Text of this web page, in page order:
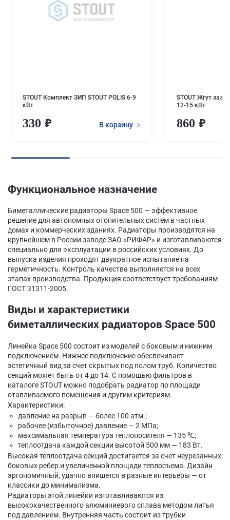
STOUT Комплект ЗИП STOUT POLIS 6-9
кВт
330 В корзину
STOUT Жгут
12-15 кВт
860
Функциональное назначение
Биметаллические радиаторы Space 500 — эффективное
решение для автономных отопительных систем в частных
домах и коммерческих зданиях. Радиаторы производятся на
крупнейшем в России заводе ЗАО «РИФАР» и изготавливаются
специально для эксплуатации в российских условиях. До
выпуска изделия проходят двукратное испытание на
герметичность. Контроль качества выполняется на всех
этапах производства. Продукция соответствует требованиям
ГОСТ 31311-2005.
Виды и характеристики
биметаллических радиаторов Space 500
Линейка Space 500 состоит из моделей с боковым и нижним
подключением. Нижнее подключение обеспечивает
эстетичный вид за счет скрытых под полом труб. Количество
секций может быть от 4 до 14. С помощью фильтров в
каталоге STOUT можно подобрать радиатор по площади
отапливаемого помещения и другим критериям.
Характеристики:
давление на разрыв — более 100 атм.;
рабочее (избыточное) давление — 2 МПа;
максимальная температура теплоносителя — 135 ℃;
теплоотдача каждой секции высотой 500 мм — 183 Вт.
Высокая теплоотдача секций достигается за счет неурезанных
боковых ребер и увеличенной площади теплосъема. Дизайн
эргономичный, удачно впишется в разные интерьеры — от
классики до минимализма.
Радиаторы этой линейки изготавливаются из
высококачественного алюминиевого сплава методом литья
под давлением. Внутренняя часть состоит из трубки